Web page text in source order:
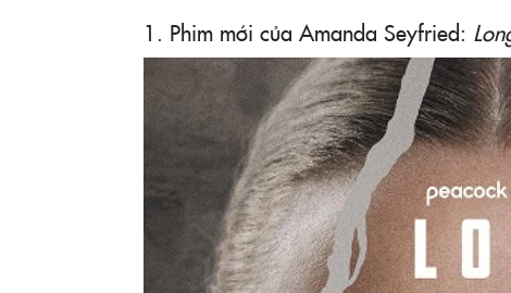
1. Phim mới của Amanda Seyfried: